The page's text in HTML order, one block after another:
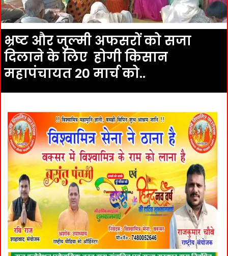
भ्रष्ट और जुल्मी अफसरों को सजा
दिलाने के लिए होगी किसान
महापंचायत 20 मार्च को..